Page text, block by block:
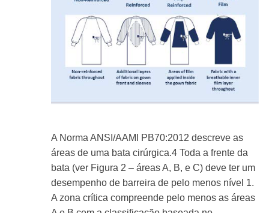
A Norma ANSI/AAMI PB70:2012 descreve as
áreas de uma bata cirúrgica.4 Toda a frente da
bata (ver Figura 2 – áreas A, B, e C) deve ter um
desempenho de barreira de pelo menos nível 1.
A zona crítica compreende pelo menos as áreas